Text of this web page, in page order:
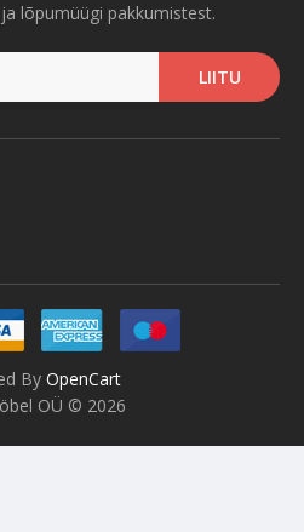
lõpumüügi pakkumistest.
LIITU
By OpenCart
OÜ © 2026